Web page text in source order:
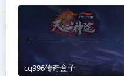
cq996传奇盒子